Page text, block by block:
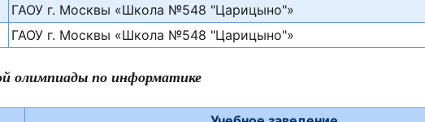
ГАОУ г. Москвы «Школа №548 "Царицыно"»
ГАОУ г. Москвы «Школа №548 "Царицыно"»
олимпиады по информатике